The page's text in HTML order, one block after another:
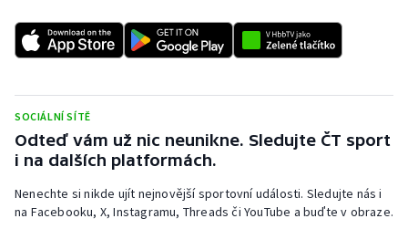
SOCIÁLNÍ SÍTĚ
Odteď vám už nic neunikne. Sledujte ČT sport
i na dalších platformách.
Nenechte si nikde ujít nejnovější sportovní události. Sledujte nás i
na Facebooku, X, Instagramu, Threads či YouTube a buďte v obraze.